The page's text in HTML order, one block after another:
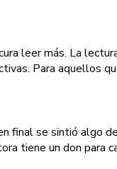
leer más. La
Para aquellos
final se sintió algo
tiene un don